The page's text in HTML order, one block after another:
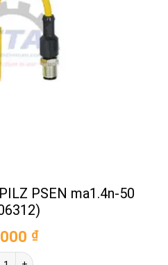
PSEN ma1.4n-50
₫
tắc an toàn PILZ PSEN ma1.4n-50